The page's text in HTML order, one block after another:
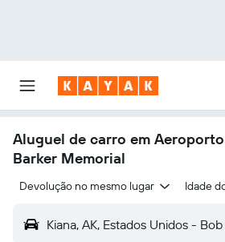
Aluguel de carro em
Barker Memorial
Devolução no mesmo lugar Idade
Kiana, AK, Estados Unidos -